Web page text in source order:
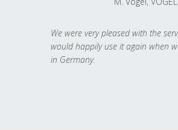
We were very pleased with the
would happily use it again when
in Germany.